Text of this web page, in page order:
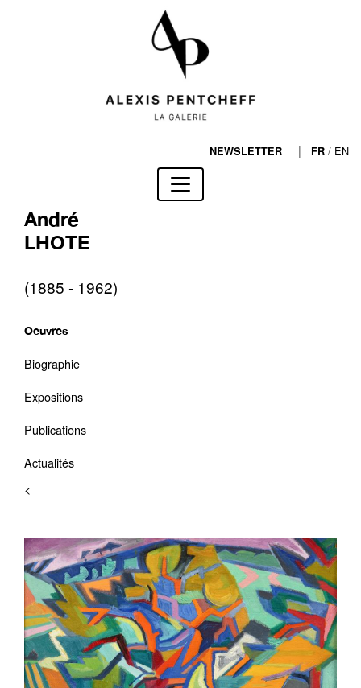
NEWSLETTER | FR / EN
André
LHOTE
(1885 - 1962)
Oeuvres
Biographie
Expositions
Publications
Actualités
<